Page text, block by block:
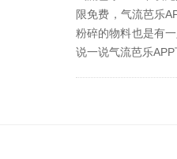
限免费，气流芭
粉碎的物料也是有一
说一说气流芭乐APP